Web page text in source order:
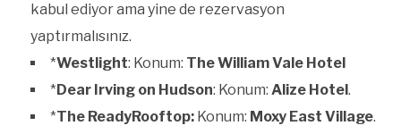
kabul ediyor ama yine de rezervasyon
yaptırmalısınız.
*Westlight: Konum: The William Vale Hotel
*Dear Irving on Hudson: Konum: Alize Hotel.
*The ReadyRooftop:Konum: Moxy East Village.